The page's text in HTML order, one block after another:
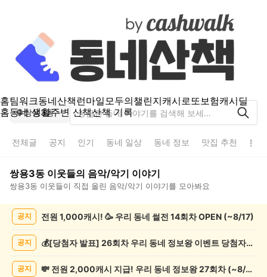
홈팀워크동네산책런마일모두의챌린지캐시로또보험캐시딜
홈동네 생활주변 산책산책 기록
쌍용3동
전체글 공지 인기 동네 일상 동네 정보 맛집 추천 분
쌍용3동 이웃들의 음악/악기 이야기
쌍용3동 이웃들이 직접 올린 음악/악기 이야기를 모아봐요
악/
공지 전원 1,000캐시! 🥳 우리 동네 썰전 14회차 OPEN (~8/17)
공지 💰[당첨자 발표] 26회차 우리 동네 정보왕 이벤트 당첨자를 발표합니다!
공지 💸 전원 2,000캐시 지급! 우리 동네 정보왕 27회차 (~8/10)